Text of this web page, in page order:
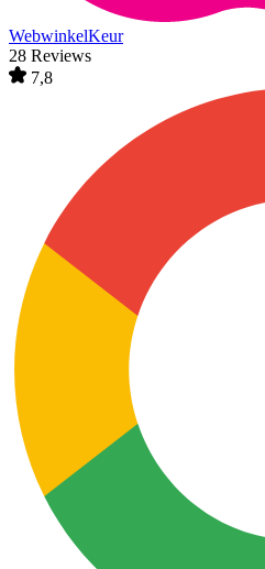
WebwinkelKeur
28 Reviews
7,8